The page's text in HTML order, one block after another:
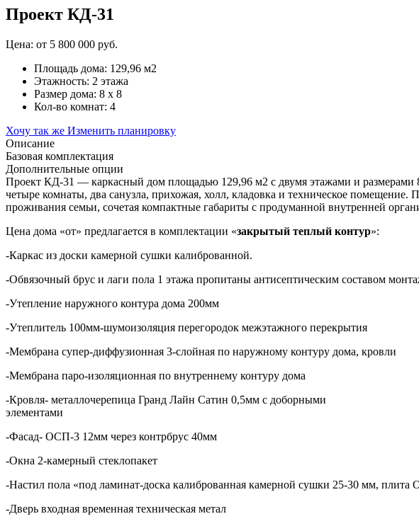
Проект КД-31
Цена: от 5 800 000 руб.
Площадь дома: 129,96 м2
Этажность: 2 этажа
Размер дома: 8 x 8
Кол-во комнат: 4
Хочу так же Изменить планировку
Описание
Базовая комплектация
Дополнительные опции
Проект КД-31 — каркасный дом площадью 129,96 м2 с двумя этажами и размерами
четыре комнаты, два санузла, прихожая, холл, кладовка и техническое
проживания семьи, сочетая компактные габариты с продуманной внутренней
Цена дома «от» предлагается в комплектации «закрытый теплый контур»:
-Каркас из доски камерной сушки калиброванной.
-Обвязочный брус и лаги пола 1 этажа пропитаны антисептическим составом
-Утепление наружного контура дома 200мм
-Утеплитель 100мм-шумоизоляция перегородок межэтажного перекрытия
-Мембрана супер-диффузионная 3-слойная по наружному контуру дома, кровли
-Мембрана паро-изоляционная по внутреннему контуру дома
-Кровля- металлочерепица Гранд Лайн Сатин 0,5мм с доборными
элементами
-Фасад- ОСП-3 12мм через контрбрус 40мм
-Окна 2-камерный стеклопакет
-Настил пола «под ламинат-доска калиброванная камерной сушки 25-30 мм,
-Дверь входная временная техническая метал